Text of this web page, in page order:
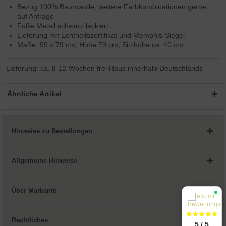
Bezug 100% Baumwolle, weitere Farbkombinationen gerne
auf Anfrage
Füße Metall schwarz lackiert
Lieferung mit Echtheitszertifikat und Memphis-Siegel
Maße: 99 x 79 cm, Höhe 79 cm, Sitzhöhe ca. 40 cm
Lieferung: ca. 8-12 Wochen frei Haus innerhalb Deutschlands
Ähnliche Artikel
Hinweise zu Bestellungen
Allgemeine Hinweise
Über Markanto
Rechtliches